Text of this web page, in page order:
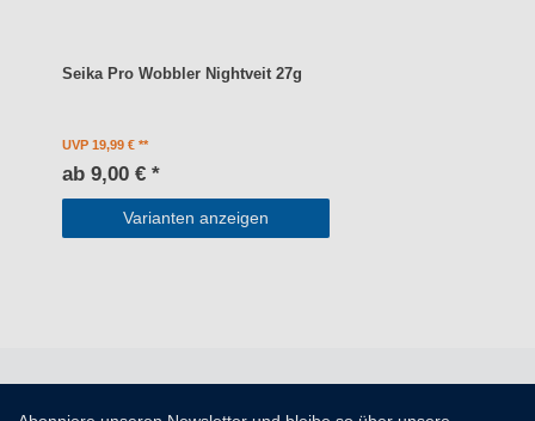
Seika Pro Wobbler Nightveit 27g
UVP 19,99 €
ab 9,00 € *
Varianten anzeigen